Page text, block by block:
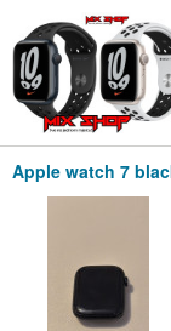
Apple watch 7